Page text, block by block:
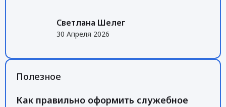
Светлана Шелег
30 Апреля 2026
Полезное
Как правильно оформить служебное